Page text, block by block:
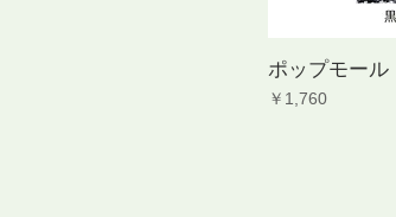
ポップモール
価格
￥1,760